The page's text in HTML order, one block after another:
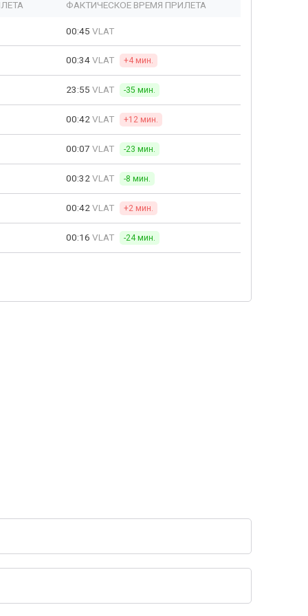
ФАКТИЧЕСКОЕ ВРЕМЯ ПРИЛЕТА
00:45 VLAT
00:34VLAT +4 мин.
23:55 VLAT -35 мин.
00:42 VLAT +12 мин.
00:07 VLAT -23 мин.
00:32 VLAT -8 мин.
00:42 VLAT +2 мин.
00:16 VLAT -24 мин.